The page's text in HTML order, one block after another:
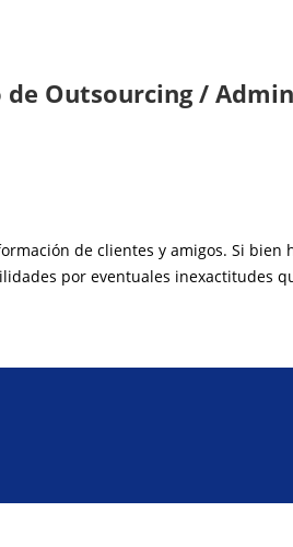
Outsourcing /
de clientes y amigos. Si bien
por eventuales inexactitudes